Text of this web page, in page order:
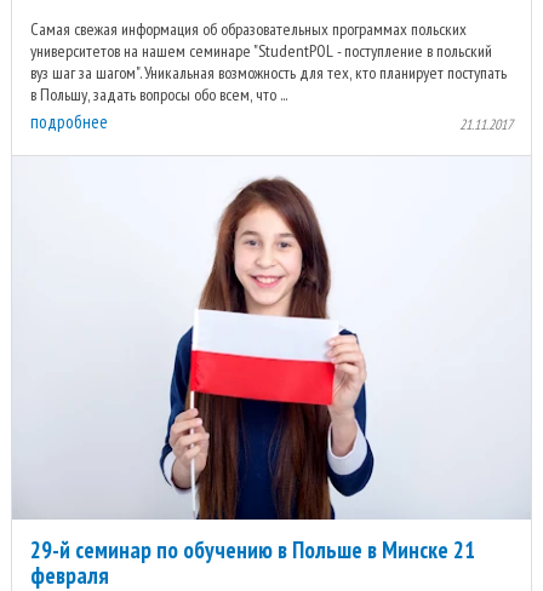
Самая свежая информация об образовательных программах польских
университетов на нашем семинаре "StudentPOL - поступление в польский
вуз шаг за шагом". Уникальная возможность для тех, кто планирует поступать
в Польшу, задать вопросы обо всем, что ...
подробнее 21.11.2017
29-й семинар по обучению в Польше в Минске 21
февраля